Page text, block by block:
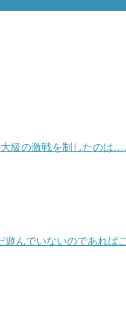
大級の激戦を制したのは
んでいないのであれば